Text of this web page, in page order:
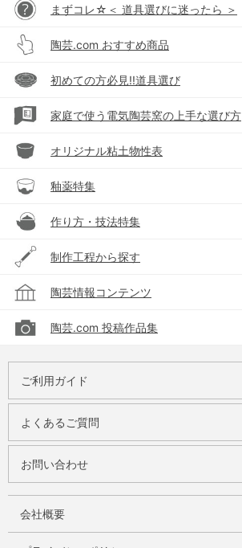
まずコレ☆＜ 道具選びに迷ったら ＞
陶芸.com おすすめ商品
初めての方必見!!道具選び
家庭で使う電気陶芸窯の上手な選び方
オリジナル粘土物性表
釉薬特集
作り方・技法特集
制作工程から探す
陶芸情報コンテンツ
陶芸.com 投稿作品集
ご利用ガイド
よくあるご質問
お問い合わせ
会社概要